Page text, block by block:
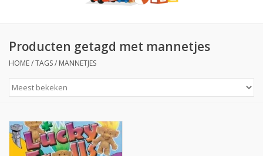
Beloningsdozen
Nieuw
Prijs
Producten getagd met mannetjes
HOME/TAGS/ MANNETJES